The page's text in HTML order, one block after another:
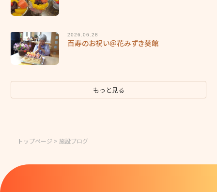
2026.06.28
百寿のお祝い＠花みずき葵館
もっと見る
トップページ > 施設ブログ